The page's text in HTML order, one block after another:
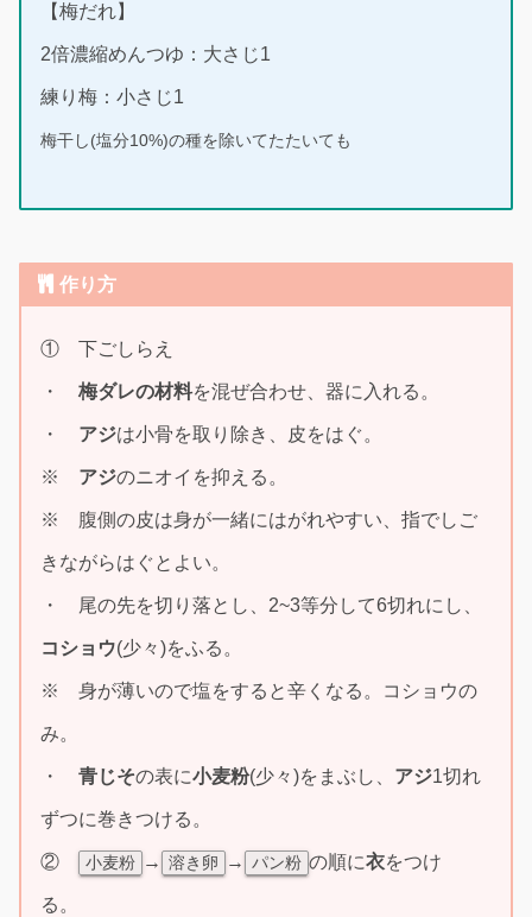
【梅だれ】
2倍濃縮めんつゆ：大さじ1
練り梅：小さじ1
梅干し(塩分10%)の種を除いてたたいても
作り方
① 下ごしらえ
・ 梅ダレの材料を混ぜ合わせ、器に入れる。
・ アジは小骨を取り除き、皮をはぐ。
※ アジのニオイを抑える。
※ 腹側の皮は身が一緒にはがれやすい、指でしご
きながらはぐとよい。
・ 尾の先を切り落とし、2~3等分して6切れにし、
コショウ(少々)をふる。
※ 身が薄いので塩をすると辛くなる。コショウの
み。
・ 青じその表に小麦粉(少々)をまぶし、 アジ1切れ
ずつに巻きつける。
② 小麦粉 → 溶き卵 → パン粉 の順に衣をつけ
る。